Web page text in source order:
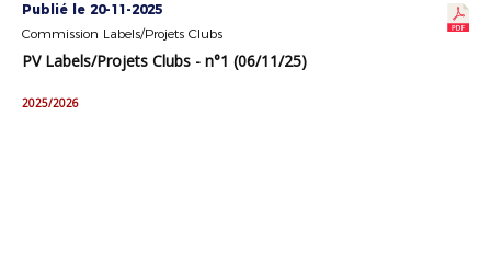
Publié le 20-11-2025
Commission Labels/Projets Clubs
PV Labels/Projets Clubs - n°1 (06/11/25)
2025/2026